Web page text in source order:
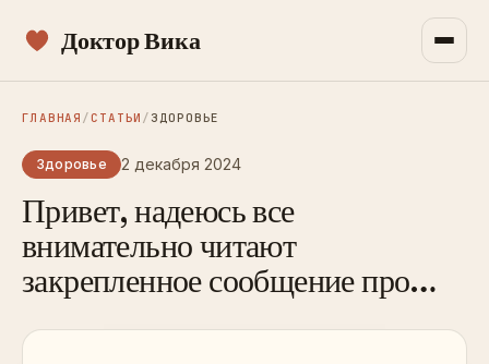
Доктор Вика
ГЛАВНАЯ /СТАТЬИ / ЗДОРОВЬЕ
Здоровье 2 декабря 2024
Привет, надеюсь все
внимательно читают
закрепленное сообщение про…